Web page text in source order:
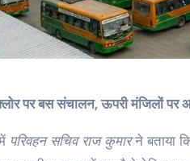
पर बस संचालन, ऊपरी मंजिलों पर
परिवहन सचिव राज कुमारने बताया